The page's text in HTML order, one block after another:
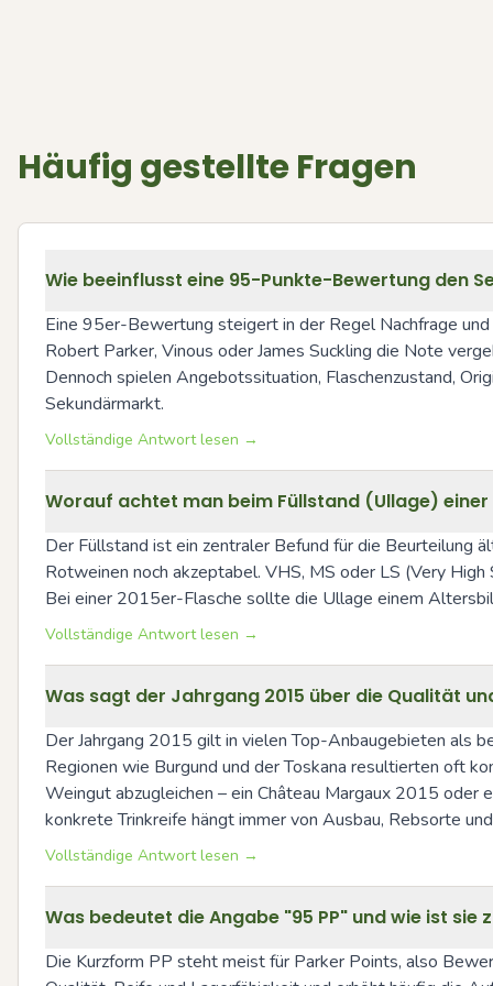
Häufig gestellte Fragen
Wie beeinflusst eine 95-Punkte-Bewertung den
Eine 95er-Bewertung steigert in der Regel Nachfrage
Robert Parker, Vinous oder James Suckling die Note
Dennoch spielen Angebotssituation, Flaschenzustand,
Sekundärmarkt.
Vollständige Antwort lesen →
Worauf achtet man beim Füllstand (Ullage) einer
Der Füllstand ist ein zentraler Befund für die Beurteilung
Rotweinen noch akzeptabel. VHS, MS oder LS (Very
Bei einer 2015er-Flasche sollte die Ullage einem
Vollständige Antwort lesen →
Was sagt der Jahrgang 2015 über die Qualität
Der Jahrgang 2015 gilt in vielen Top-Anbaugebieten als
Regionen wie Burgund und der Toskana resultierten oft
Weingut abzugleichen – ein Château Margaux 2015
konkrete Trinkreife hängt immer von Ausbau, Rebsorte
Vollständige Antwort lesen →
Was bedeutet die Angabe "95 PP" und wie ist sie
Die Kurzform PP steht meist für Parker Points, also